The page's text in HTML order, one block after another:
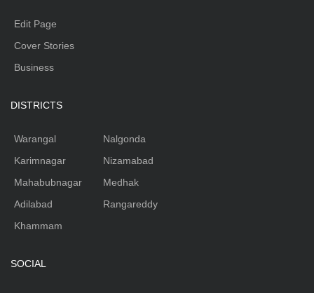
Edit Page
Cover Stories
Business
DISTRICTS
Warangal
Karimnagar
Mahabubnagar
Adilabad
Khammam
Nalgonda
Nizamabad
Medhak
Rangareddy
SOCIAL